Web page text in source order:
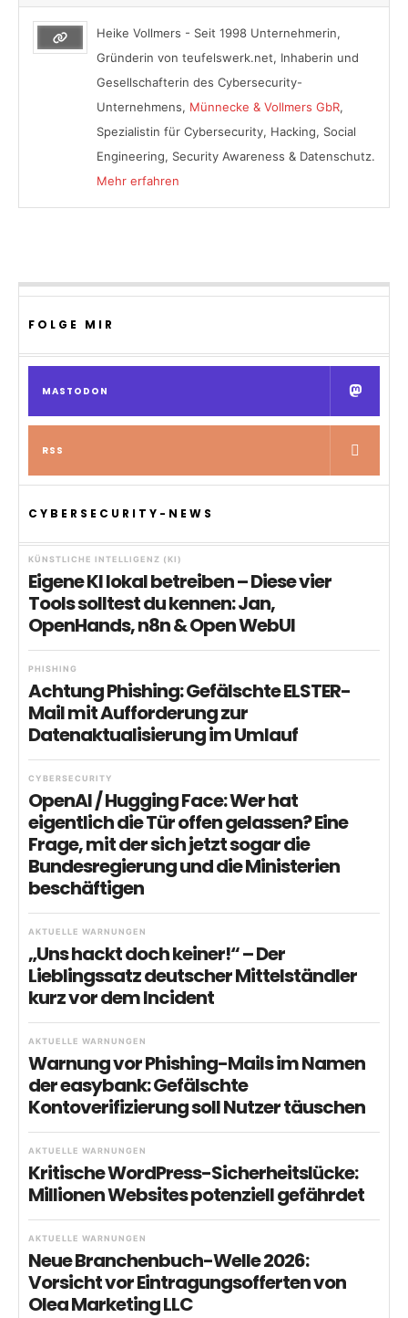
Heike Vollmers - Seit 1998 Unternehmerin,
Gründerin von teufelswerk.net, Inhaberin und
Gesellschafterin des Cybersecurity-
Unternehmens, Münnecke & Vollmers GbR,
Spezialistin für Cybersecurity, Hacking, Social
Engineering, Security Awareness & Datenschutz.
Mehr erfahren
FOLGE MIR
MASTODON
RSS
CYBERSECURITY-NEWS
KÜNSTLICHE INTELLIGENZ (KI)
Eigene KI lokal betreiben – Diese vier
Tools solltest du kennen: Jan,
OpenHands, n8n & Open WebUI
PHISHING
Achtung Phishing: Gefälschte ELSTER-
Mail mit Aufforderung zur
Datenaktualisierung im Umlauf
CYBERSECURITY
OpenAI / Hugging Face: Wer hat
eigentlich die Tür offen gelassen? Eine
Frage, mit der sich jetzt sogar die
Bundesregierung und die Ministerien
beschäftigen
AKTUELLE WARNUNGEN
„Uns hackt doch keiner!“ – Der
Lieblingssatz deutscher Mittelständler
kurz vor dem Incident
AKTUELLE WARNUNGEN
Warnung vor Phishing-Mails im Namen
der easybank: Gefälschte
Kontoverifizierung soll Nutzer täuschen
AKTUELLE WARNUNGEN
Kritische WordPress-Sicherheitslücke:
Millionen Websites potenziell gefährdet
AKTUELLE WARNUNGEN
Neue Branchenbuch-Welle 2026:
Vorsicht vor Eintragungsofferten von
Olea Marketing LLC